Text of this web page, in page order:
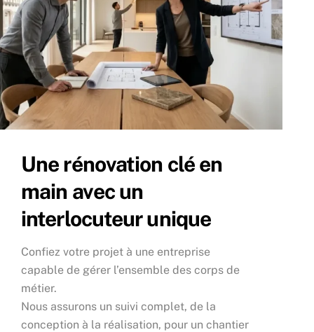
Une rénovation clé en
main avec un
interlocuteur unique
Confiez votre projet à une entreprise
capable de gérer l’ensemble des corps de
métier.
Nous assurons un suivi complet, de la
conception à la réalisation, pour un chantier